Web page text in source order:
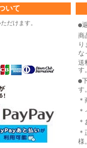
いて
だけます。
●
商
り
な
送
す。
●
す。
様。